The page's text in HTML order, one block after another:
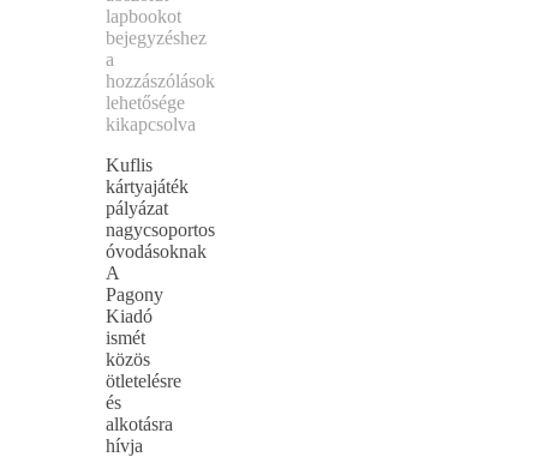
lapbookot
bejegyzéshez
a
hozzászólások
lehetősége
kikapcsolva
Kuflis
kártyajáték
pályázat
nagycsoportos
óvodásoknak
A
Pagony
Kiadó
ismét
közös
ötletelésre
és
alkotásra
hívja